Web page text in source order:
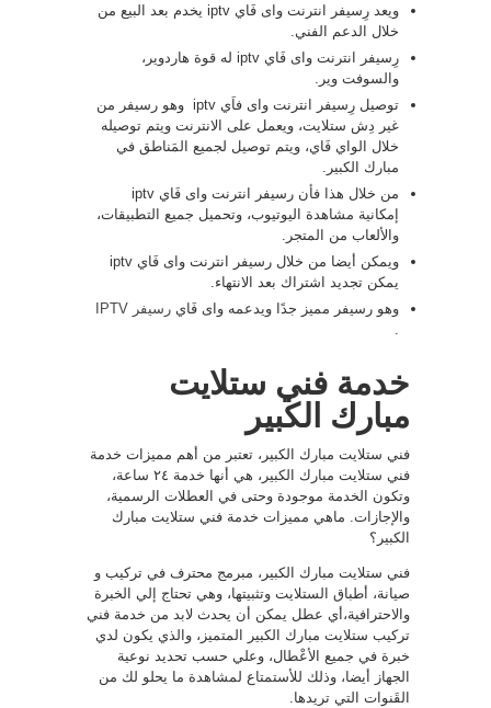
ويعد رِسيفر انترنت واى فَاي iptv يخدم بعد البيع من
خلال الدعم الفني.
رِسيفر انترنت واى فَاي iptv له قوة هاردوير،
والسوفت وير.
توصيل رِسيفر انترنت واى فاَي iptv وهو رسيفر من
غير دِش ستلايت، ويعمل على الانترنت ويتم توصيله
خلال الواي فَاي، ويتم توصيل لجميع المَناطق في
مبارك الكبير.
من خلال هذا فأن رسيفر انترنت واى فَاي iptv
إمكانية مشاهدة اليوتيوب، وتحميل جميع التطبيقات،
والألعاب من المتجر.
ويمكن أيضا من خلال رسيفر انترنت واى فَاي iptv
يمكن تجديد اشتراك بعد الانتهاء.
وهو رسيفر مميز جدًا ويدعمه واى فَاي رسيفر IPTV
خدمة فني ستلايت
مبارك الكبير
فني ستلايت مبارك الكبير، تعتبر من أهم مميزات خدمة
فني ستلايت مبارك الكبير، هي أنها خدمة ٢٤ ساعة،
وتكون الخدمة موجودة وحتى في العطلات الرسمية،
والإجازات. ماهي مميزات خدمة فني ستلايت مبارك
الكبير؟
فني ستلايت مبارك الكبير، مبرمج محترف في تركيب و
صيانة، أطباق الستلايت وتثبيتها، وهي تحتاج إلي الخبرة
والاحترافية،أي عطل يمكن أن يحدث لابد من خدمة فني
تركيب ستلايت مبارك الكبير المتميز، والذي يكون لدي
خبرة في جميع الأعْطال، وعلي حسب تحديد نوعية
الجهاز أيضا، وذلك للأستمتاع لمشاهدة ما يحلو لك من
القَنوات التي تريدها